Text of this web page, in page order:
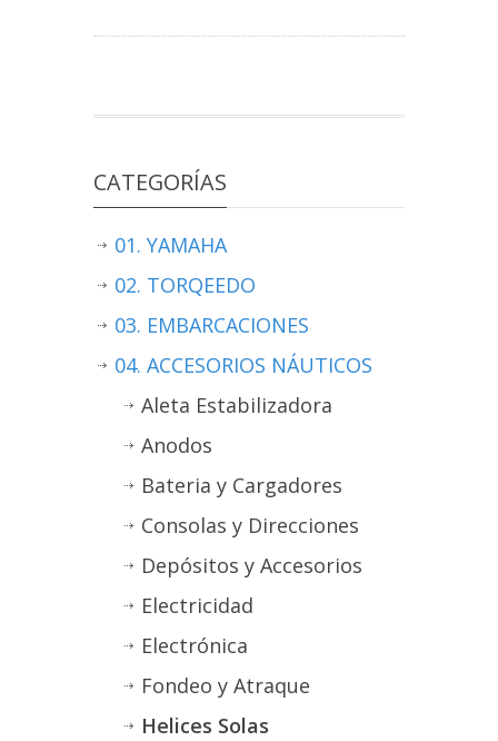
CATEGORÍAS
01. YAMAHA
02. TORQEEDO
03. EMBARCACIONES
04. ACCESORIOS NÁUTICOS
Aleta Estabilizadora
Anodos
Bateria y Cargadores
Consolas y Direcciones
Depósitos y Accesorios
Electricidad
Electrónica
Fondeo y Atraque
Helices Solas